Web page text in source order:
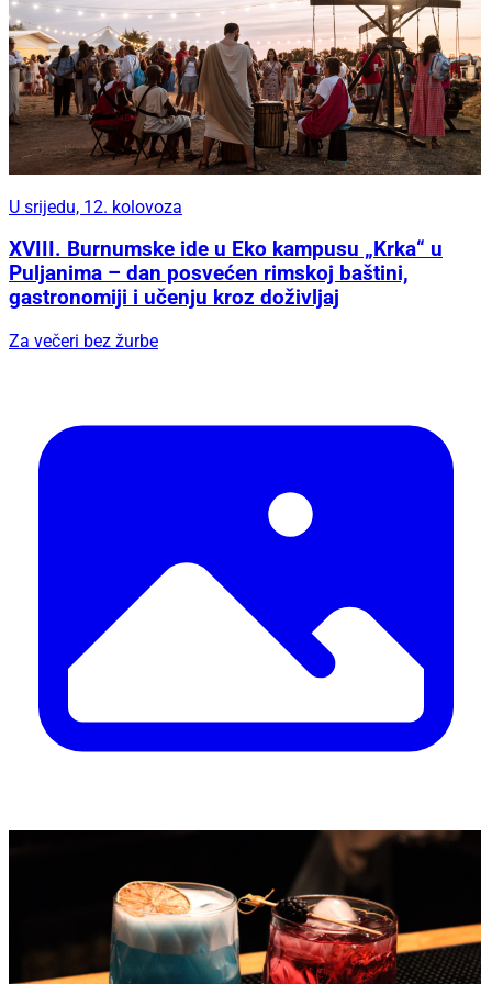
U srijedu, 12. kolovoza
XVIII. Burnumske ide u Eko kampusu „Krka“ u
Puljanima – dan posvećen rimskoj baštini,
gastronomiji i učenju kroz doživljaj
Za večeri bez žurbe